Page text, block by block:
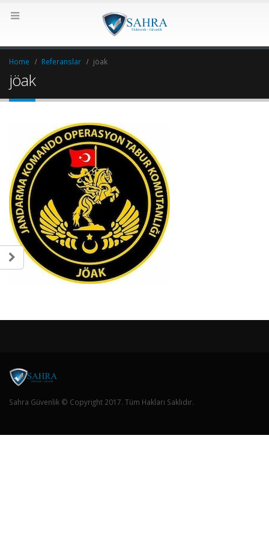
Home Referanslar jöak
jöak
Sahra Güvenlik © Copyright 2017. Tüm Hakları Saklıdır.